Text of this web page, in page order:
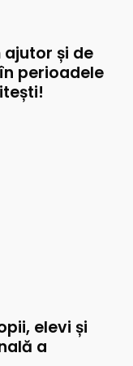
ajutor și de
perioadele
elevi și
a